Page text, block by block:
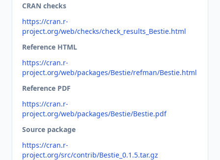
CRAN checks
https://cran.r-
project.org/web/checks/check_results_Bestie.html
Reference HTML
https://cran.r-
project.org/web/packages/Bestie/refman/Bestie.html
Reference PDF
https://cran.r-
project.org/web/packages/Bestie/Bestie.pdf
Source package
https://cran.r-
project.org/src/contrib/Bestie_0.1.5.tar.gz